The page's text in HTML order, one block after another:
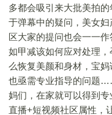
多都会吸引来大批美拍
于弹幕中的疑问，美女
区大家的提问也会一一
如甲减该如何应对处理
么恢复美颜和身材，宝
也亟需专业指导的问题
妈们，在家就可以得到
直播+短视频社区属性，